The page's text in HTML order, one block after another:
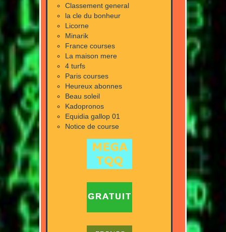
Classement general
la cle du bonheur
Licorne
Minarik
France courses
La maison mere
4 turfs
Paris courses
Heureux abonnes
Beau soleil
Kadopronos
Equidia gallop 01
Notice de course